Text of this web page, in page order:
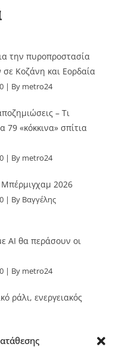
την πυροπροστασία
Κοζάνη και Εορδαία
By metro24
– Τι
«κόκκινα» σπίτια
By metro24
2026
By Βαγγέλης
AI θα περάσουν οι
By metro24
ράλι, ενεργειακός